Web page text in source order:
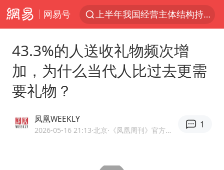
网易号
上半年我国经营主体结构持续优化
今日15时起福州地铁高架区段停运
王艺迪2-4不敌张本美和止步4强
43.3%的人送收礼物频次增
加，为什么当代人比过去更需
要礼物？
凤凰WEEKLY
2026-05-16 21:13·北京 ·《凤凰周刊》官方账号
1